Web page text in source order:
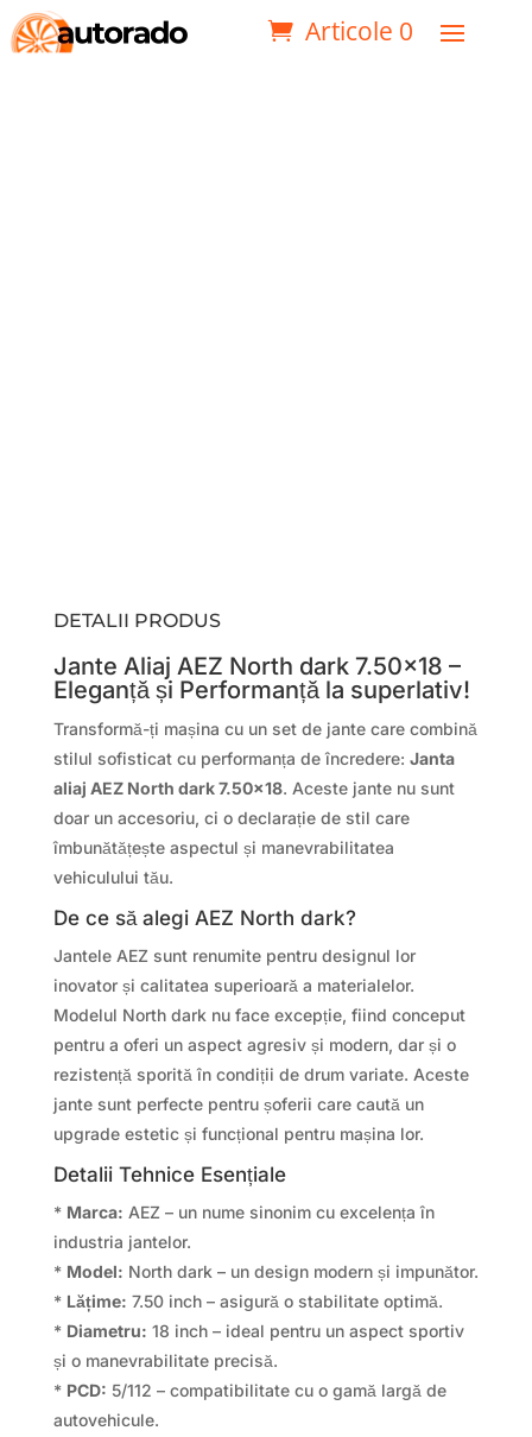
Articole 0
DETALII PRODUS
Jante Aliaj AEZ North dark 7.50×18 –
Eleganță și Performanță la superlativ!
Transformă-ți mașina cu un set de jante care combină
stilul sofisticat cu performanța de încredere: Janta
aliaj AEZ North dark 7.50×18. Aceste jante nu sunt
doar un accesoriu, ci o declarație de stil care
îmbunătățește aspectul și manevrabilitatea
vehiculului tău.
De ce să alegi AEZ North dark?
Jantele AEZ sunt renumite pentru designul lor
inovator și calitatea superioară a materialelor.
Modelul North dark nu face excepție, fiind conceput
pentru a oferi un aspect agresiv și modern, dar și o
rezistență sporită în condiții de drum variate. Aceste
jante sunt perfecte pentru șoferii care caută un
upgrade estetic și funcțional pentru mașina lor.
Detalii Tehnice Esențiale
* Marca: AEZ – un nume sinonim cu excelența în
industria jantelor.
* Model: North dark – un design modern și impunător.
* Lățime: 7.50 inch – asigură o stabilitate optimă.
* Diametru: 18 inch – ideal pentru un aspect sportiv
și o manevrabilitate precisă.
* PCD: 5/112 – compatibilitate cu o gamă largă de
autovehicule.